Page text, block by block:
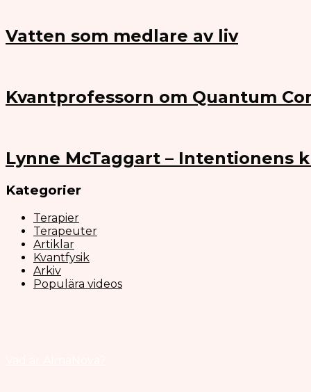
Vatten som medlare av liv
Kvantprofessorn om Quantum
Lynne McTaggart – Intentionens
Kategorier
Terapier
Terapeuter
Artiklar
Kvantfysik
Arkiv
Populära videos